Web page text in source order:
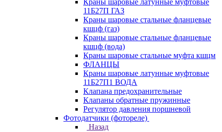
Краны шаровые латунные муфтовые
11Б27П ГАЗ
Краны шаровые стальные фланцевые
кшцф (газ)
Краны шаровые стальные фланцевые
кшцф (вода)
Краны шаровые стальные муфта кшцм
ФЛАНЦЫ
Краны шаровые латунные муфтовые
11Б27П1 ВОДА
Клапана предохранительные
Клапаны обратные пружинные
Регулятор давления поршневой
Фотодатчики (фотореле)
Назад